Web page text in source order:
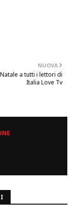
NUOVA
a tutti i lettori di
Italia Love Tv